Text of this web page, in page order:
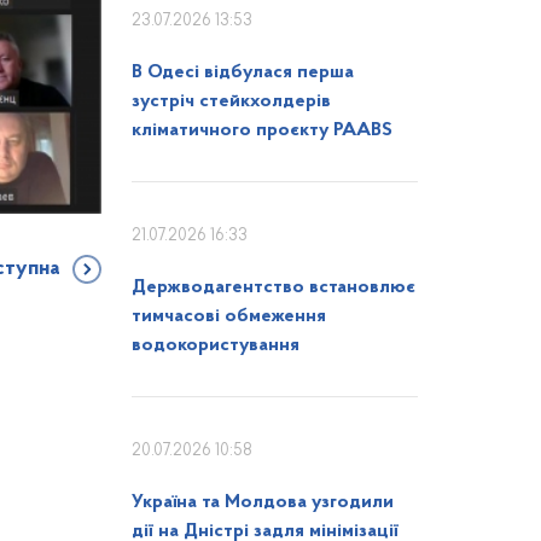
23.07.2026 13:53
В Одесі відбулася перша
зустріч стейкхолдерів
кліматичного проєкту PAABS
21.07.2026 16:33
Держводагентство встановлює
тимчасові обмеження
водокористування
20.07.2026 10:58
Україна та Молдова узгодили
дії на Дністрі задля мінімізації